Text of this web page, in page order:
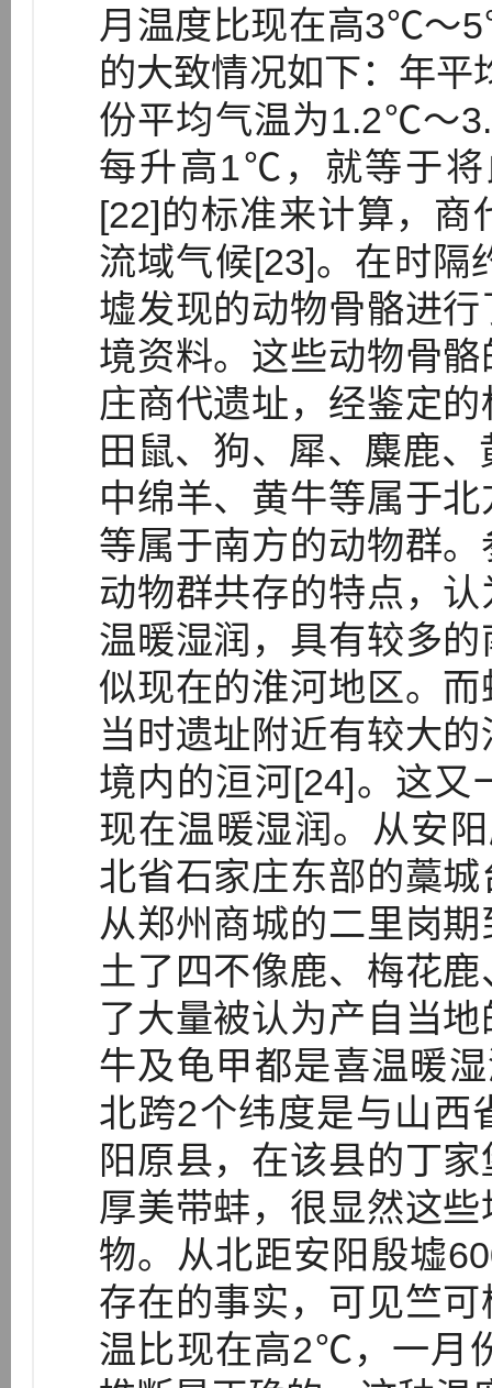
月温度比现在高3℃～
的大致情况如下：年
份平均气温为1.2℃～
每升高1℃，就等于将
[22]的标准来计算，商
流域气候[23]。在时隔
墟发现的动物骨骼进
境资料。这些动物骨
庄商代遗址，经鉴定
田鼠、狗、犀、麋鹿
中绵羊、黄牛等属于
等属于南方的动物群
动物群共存的特点，
温暖湿润，具有较多
似现在的淮河地区。
当时遗址附近有较大
境内的洹河[24]。这又
现在温暖湿润。从安
北省石家庄东部的藁
从郑州商城的二里岗
土了四不像鹿、梅花
了大量被认为产自当
牛及龟甲都是喜温暖
北跨2个纬度是与山西
阳原县，在该县的丁
厚美带蚌，很显然这
物。从北距安阳殷墟
存在的事实，可见竺
温比现在高2℃，一月